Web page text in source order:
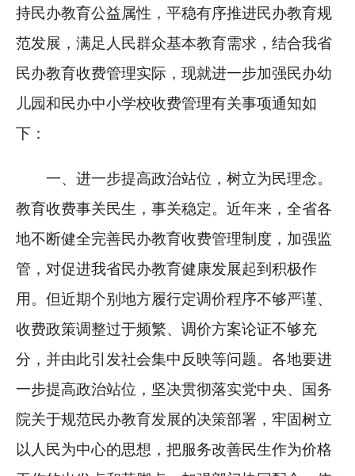
持民办教育公益属性，平稳有序推进民办教育规
范发展，满足人民群众基本教育需求，结合我省
民办教育收费管理实际，现就进一步加强民办幼
儿园和民办中小学校收费管理有关事项通知如
下：
一、进一步提高政治站位，树立为民理念。
教育收费事关民生，事关稳定。近年来，全省各
地不断健全完善民办教育收费管理制度，加强监
管，对促进我省民办教育健康发展起到积极作
用。但近期个别地方履行定调价程序不够严谨、
收费政策调整过于频繁、调价方案论证不够充
分，并由此引发社会集中反映等问题。各地要进
一步提高政治站位，坚决贯彻落实党中央、国务
院关于规范民办教育发展的决策部署，牢固树立
以人民为中心的思想，把服务改善民生作为价格